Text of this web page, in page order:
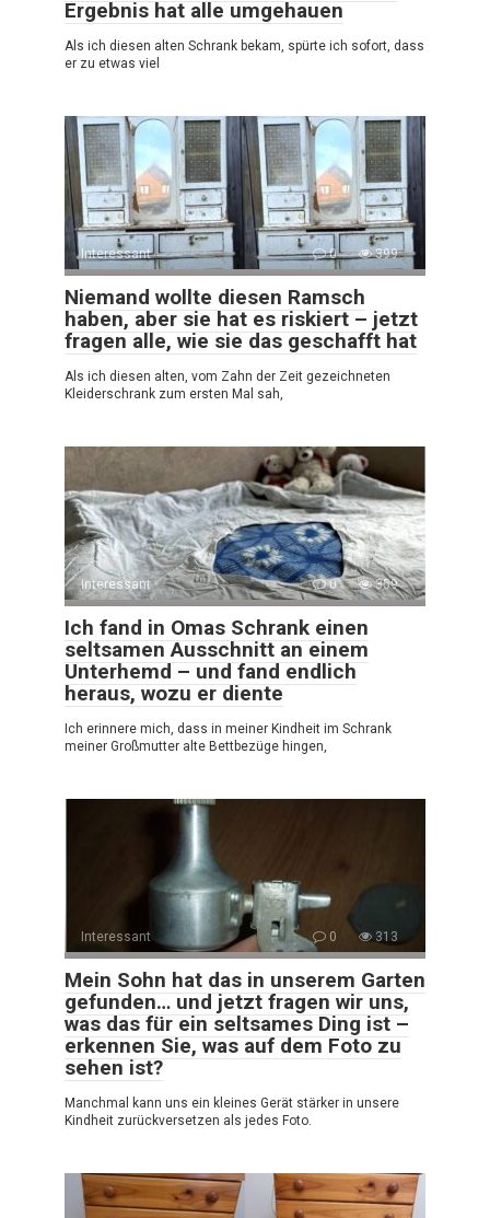
Ergebnis hat alle umgehauen
Als ich diesen alten Schrank bekam, spürte ich sofort, dass
er zu etwas viel
Interessant 0 399
Niemand wollte diesen Ramsch
haben, aber sie hat es riskiert – jetzt
fragen alle, wie sie das geschafft hat
Als ich diesen alten, vom Zahn der Zeit gezeichneten
Kleiderschrank zum ersten Mal sah,
Interessant 0 359
Ich fand in Omas Schrank einen
seltsamen Ausschnitt an einem
Unterhemd – und fand endlich
heraus, wozu er diente
Ich erinnere mich, dass in meiner Kindheit im Schrank
meiner Großmutter alte Bettbezüge hingen,
Interessant 0 313
Mein Sohn hat das in unserem Garten
gefunden… und jetzt fragen wir uns,
was das für ein seltsames Ding ist –
erkennen Sie, was auf dem Foto zu
sehen ist?
Manchmal kann uns ein kleines Gerät stärker in unsere
Kindheit zurückversetzen als jedes Foto.